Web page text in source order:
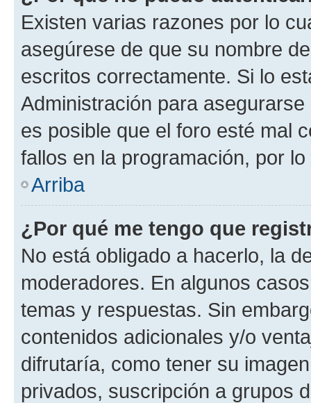
Existen varias razones por lo
asegúrese de que su nombre
escritos correctamente. Si lo
Administración para
es posible que el foro esté mal
fallos en la programación, por
Arriba
¿Por qué me tengo que
No está obligado a hacerlo, la
moderadores. En algunos
temas y respuestas. Sin
contenidos adicionales y/o
difrutaría, como tener su
privados, suscripción a grupos